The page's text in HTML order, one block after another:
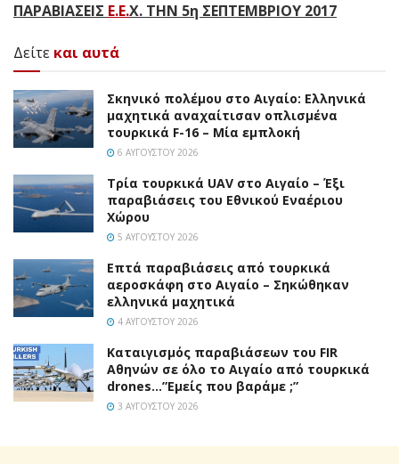
ΠΑΡΑΒΙΑΣΕΙΣ Ε.Ε.Χ. ΤΗΝ 5η ΣΕΠΤΕΜΒΡΙΟΥ 2017
Δείτε και αυτά
Σκηνικό πολέμου στο Αιγαίο: Ελληνικά
μαχητικά αναχαίτισαν οπλισμένα
τουρκικά F-16 – Μία εμπλοκή
6 ΑΥΓΟΎΣΤΟΥ 2026
Τρία τουρκικά UAV στο Αιγαίο – Έξι
παραβιάσεις του Εθνικού Εναέριου
Χώρου
5 ΑΥΓΟΎΣΤΟΥ 2026
Επτά παραβιάσεις από τουρκικά
αεροσκάφη στο Αιγαίο – Σηκώθηκαν
ελληνικά μαχητικά
4 ΑΥΓΟΎΣΤΟΥ 2026
Καταιγισμός παραβιάσεων του FIR
Αθηνών σε όλο το Αιγαίο από τουρκικά
drones…”Εμείς που βαράμε ;”
3 ΑΥΓΟΎΣΤΟΥ 2026